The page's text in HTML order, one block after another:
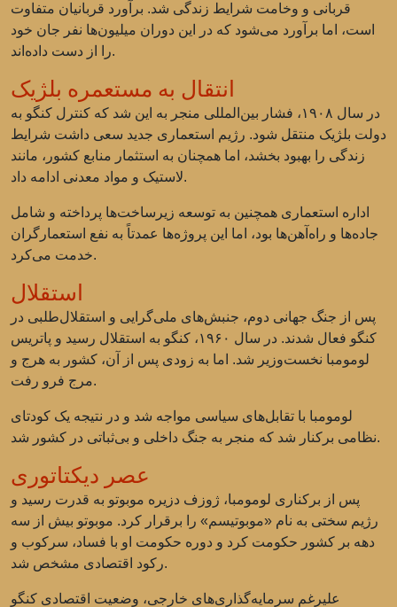
قربانی و وخامت شرایط زندگی شد. برآورد قربانیان متفاوت
است، اما برآورد می‌شود که در این دوران میلیون‌ها نفر جان خود
را از دست داده‌اند.
انتقال به مستعمره بلژیک
در سال ۱۹۰۸، فشار بین‌المللی منجر به این شد که کنترل کنگو به
دولت بلژیک منتقل شود. رژیم استعماری جدید سعی داشت شرایط
زندگی را بهبود بخشد، اما همچنان به استثمار منابع کشور، مانند
لاستیک و مواد معدنی ادامه داد.
اداره استعماری همچنین به توسعه زیرساخت‌ها پرداخته و شامل
جاده‌ها و راه‌آهن‌ها بود، اما این پروژه‌ها عمدتاً به نفع استعمارگران
خدمت می‌کرد.
استقلال
پس از جنگ جهانی دوم، جنبش‌های ملی‌گرایی و استقلال‌طلبی در
کنگو فعال شدند. در سال ۱۹۶۰، کنگو به استقلال رسید و پاتریس
لومومبا نخست‌وزیر شد. اما به زودی پس از آن، کشور به هرج و
مرج فرو رفت.
لومومبا با تقابل‌های سیاسی مواجه شد و در نتیجه یک کودتای
نظامی برکنار شد که منجر به جنگ داخلی و بی‌ثباتی در کشور شد.
عصر دیکتاتوری
پس از برکناری لومومبا، ژوزف دزیره موبوتو به قدرت رسید و
رژیم سختی به نام «موبوتیسم» را برقرار کرد. موبوتو بیش از سه
دهه بر کشور حکومت کرد و دوره حکومت او با فساد، سرکوب و
رکود اقتصادی مشخص شد.
علیرغم سرمایه‌گذاری‌های خارجی، وضعیت اقتصادی کنگو